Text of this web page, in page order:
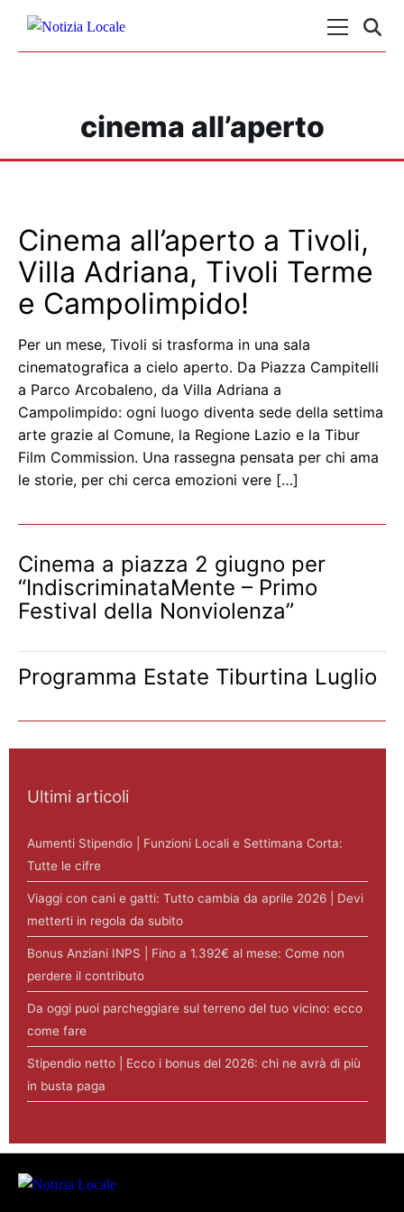
cinema all’aperto
Cinema all’aperto a Tivoli,
Villa Adriana, Tivoli Terme
e Campolimpido!
Per un mese, Tivoli si trasforma in una sala
cinematografica a cielo aperto. Da Piazza Campitelli
a Parco Arcobaleno, da Villa Adriana a
Campolimpido: ogni luogo diventa sede della settima
arte grazie al Comune, la Regione Lazio e la Tibur
Film Commission. Una rassegna pensata per chi ama
le storie, per chi cerca emozioni vere […]
Cinema a piazza 2 giugno per
“IndiscriminataMente – Primo
Festival della Nonviolenza”
Programma Estate Tiburtina Luglio
Ultimi articoli
Aumenti Stipendio | Funzioni Locali e Settimana Corta:
Tutte le cifre
Viaggi con cani e gatti: Tutto cambia da aprile 2026 | Devi
metterti in regola da subito
Bonus Anziani INPS | Fino a 1.392€ al mese: Come non
perdere il contributo
Da oggi puoi parcheggiare sul terreno del tuo vicino: ecco
come fare
Stipendio netto | Ecco i bonus del 2026: chi ne avrà di più
in busta paga